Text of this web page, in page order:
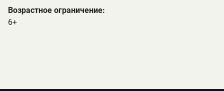
Возрастное ограничение:
6+